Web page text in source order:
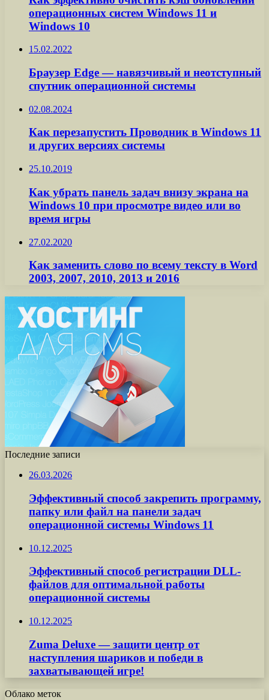
операционных систем Windows 11 и
Windows 10
15.02.2022
Браузер Edge — навязчивый и неотступный
спутник операционной системы
02.08.2024
Как перезапустить Проводник в Windows 11
и других версиях системы
25.10.2019
Как убрать панель задач внизу экрана на
Windows 10 при просмотре видео или во
время игры
27.02.2020
Как заменить слово по всему тексту в Word
2003, 2007, 2010, 2013 и 2016
Последние записи
26.03.2026
Эффективный способ закрепить программу,
папку или файл на панели задач
операционной системы Windows 11
10.12.2025
Эффективный способ регистрации DLL-
файлов для оптимальной работы
операционной системы
10.12.2025
Zuma Deluxe — защити центр от
наступления шариков и победи в
захватывающей игре!
Облако меток